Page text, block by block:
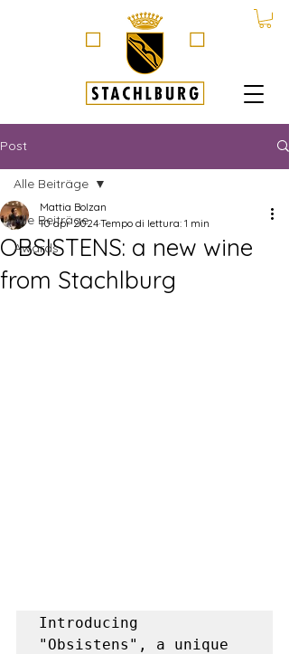
Post
Alle Beiträge
Awards
Alle Beiträge
OBSISTENS: a new wine
from Stachlburg
Mattia Bolzan
10 apr 2024Tempo di lettura: 1 min
Introducing
"Obsistens", a unique